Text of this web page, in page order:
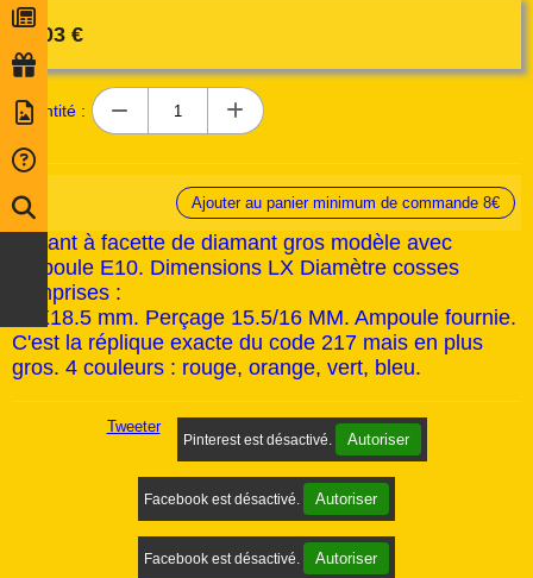
2,03 €
Quantité :
Ajouter au panier minimum de commande 8€
Voyant à facette de diamant gros modèle avec
ampoule E10. Dimensions LX Diamètre cosses
comprises :
46X18.5 mm. Perçage 15.5/16 MM. Ampoule fournie.
C'est la réplique exacte du code 217 mais en plus
gros. 4 couleurs : rouge, orange, vert, bleu.
Tweeter
Pinterest est désactivé. Autoriser
Facebook est désactivé. Autoriser
Facebook est désactivé. Autoriser